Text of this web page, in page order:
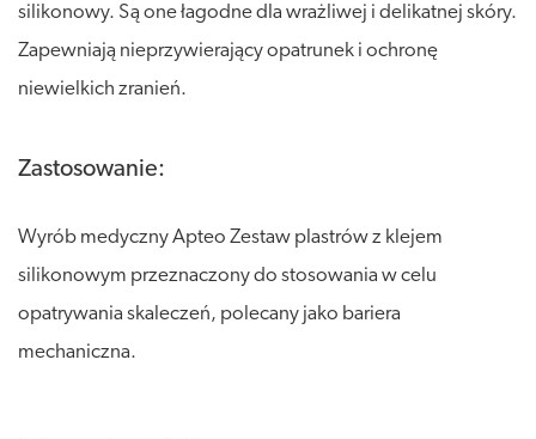
silikonowy. Są one łagodne dla wrażliwej i delikatnej skóry.
Zapewniają nieprzywierający opatrunek i ochronę
niewielkich zranień.
Zastosowanie:
Wyrób medyczny Apteo Zestaw plastrów z klejem
silikonowym przeznaczony do stosowania w celu
opatrywania skaleczeń, polecany jako bariera
mechaniczna.